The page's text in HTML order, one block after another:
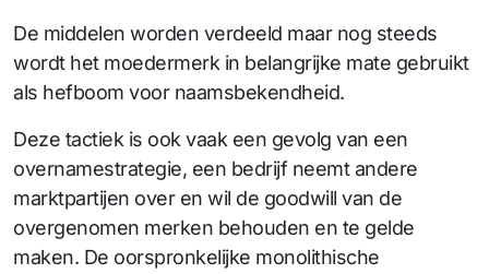
De middelen worden verdeeld maar nog steeds
wordt het moedermerk in belangrijke mate gebruikt
als hefboom voor naamsbekendheid.
Deze tactiek is ook vaak een gevolg van een
overnamestrategie, een bedrijf neemt andere
marktpartijen over en wil de goodwill van de
overgenomen merken behouden en te gelde
maken. De oorspronkelijke monolithische